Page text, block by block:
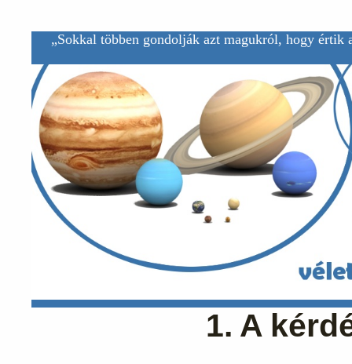
„Sokkal többen gondolják azt magukról, hogy
1. A